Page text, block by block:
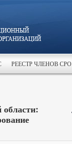
РЕЕСТР ЧЛЕНОВ СРО